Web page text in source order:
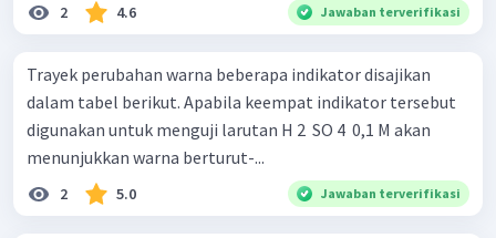
2 4.6 Jawaban terverifikasi
Trayek perubahan warna beberapa indikator disajikan
dalam tabel berikut. Apabila keempat indikator tersebut
digunakan untuk menguji larutan H 2 ​ SO 4 ​ 0,1 M akan
menunjukkan warna berturut-...
2 5.0 Jawaban terverifikasi